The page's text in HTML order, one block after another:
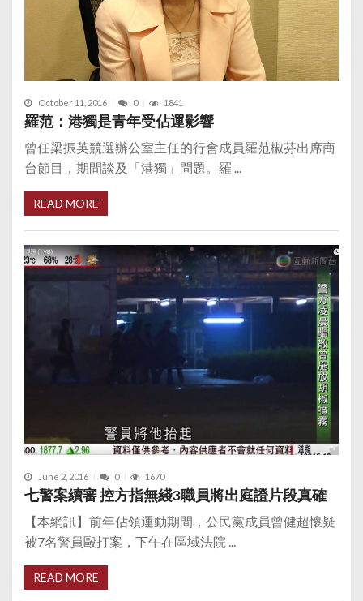
October 11, 2016 0 1841
羅范：港獨是青年受佔運影響
曾任梁振英競選辦公室主任的行會成員羅范椒芬出席商
台節目，期間談及「港獨」問題。羅 ...
READ MORE
June 2, 2016 0 1670
七警案續審 控方指無綫3職員將出庭證片段真確
【本網訊】前年佔領運動期間，公民黨成員曾健超懷疑
被7名警員毆打案，下午在區域法院 ...
READ MORE